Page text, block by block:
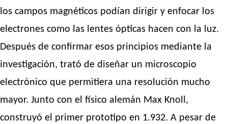
los campos magnéticos podían dirigir y enfocar los
electrones como las lentes ópticas hacen con la luz.
Después de confirmar esos principios mediante la
investigación, trató de diseñar un microscopio
electrónico que permitiera una resolución mucho
mayor. Junto con el físico alemán Max Knoll,
construyó el primer prototipo en 1.932. A pesar de